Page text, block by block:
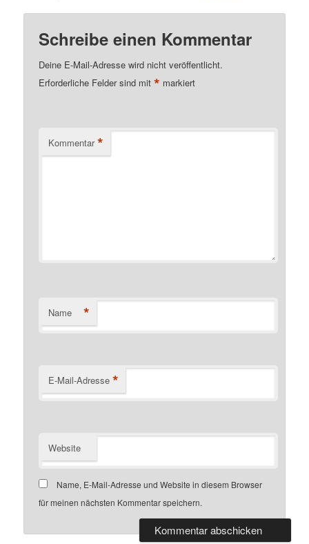
Schreibe einen Kommentar
Deine E-Mail-Adresse wird nicht veröffentlicht.
Erforderliche Felder sind mit* markiert
Kommentar *
Name *
E-Mail-Adresse *
Website
Name, E-Mail-Adresse und Website in diesem Browser
für meinen nächsten Kommentar speichern.